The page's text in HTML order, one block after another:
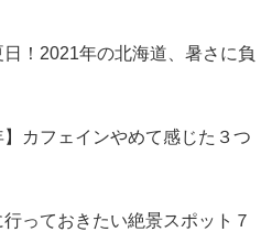
！2021年の北海道、暑さに負
】カフェインやめて感じた３つ
っておきたい絶景スポット７